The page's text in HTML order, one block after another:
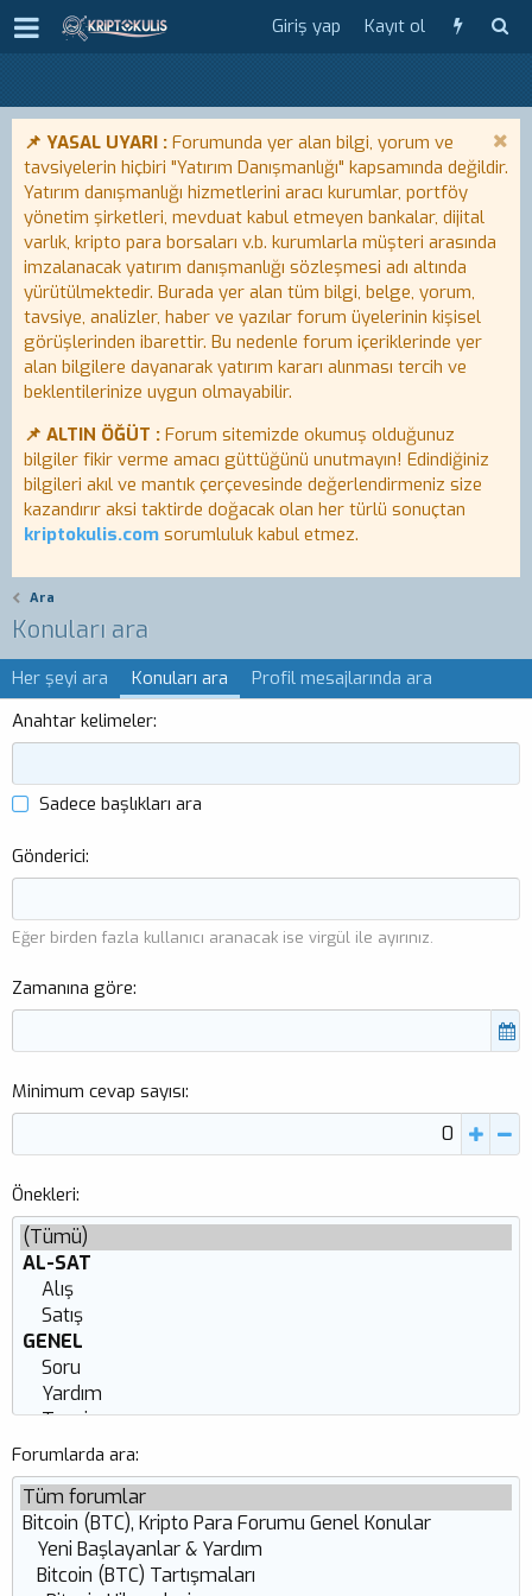
Giriş yap Kayıt ol
📌 YASAL UYARI : Forumunda yer alan bilgi, yorum ve
tavsiyelerin hiçbiri "Yatırım Danışmanlığı" kapsamında değildir.
Yatırım danışmanlığı hizmetlerini aracı kurumlar, portföy
yönetim şirketleri, mevduat kabul etmeyen bankalar, dijital
varlık, kripto para borsaları v.b. kurumlarla müşteri arasında
imzalanacak yatırım danışmanlığı sözleşmesi adı altında
yürütülmektedir. Burada yer alan tüm bilgi, belge, yorum,
tavsiye, analizler, haber ve yazılar forum üyelerinin kişisel
görüşlerinden ibarettir. Bu nedenle forum içeriklerinde yer
alan bilgilere dayanarak yatırım kararı alınması tercih ve
beklentilerinize uygun olmayabilir.
📌 ALTIN ÖĞÜT : Forum sitemizde okumuş olduğunuz
bilgiler fikir verme amacı güttüğünü unutmayın! Edindiğiniz
bilgileri akıl ve mantık çerçevesinde değerlendirmeniz size
kazandırır aksi taktirde doğacak olan her türlü sonuçtan
kriptokulis.com sorumluluk kabul etmez.
Ara
Konuları ara
Her şeyi ara Konuları ara
Profil mesajlarında ara
Anahtar kelimeler
Sadece başlıkları ara
Gönderici
Eğer birden fazla kullanıcı aranacak ise virgül ile ayırınız.
Zamanına göre
Minimum cevap sayısı
Önekleri
Forumlarda ara